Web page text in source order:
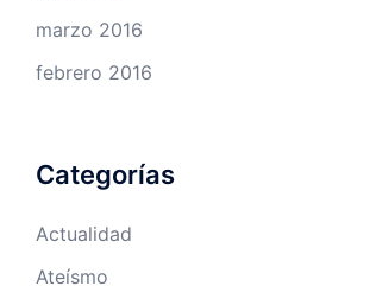
marzo 2016
febrero 2016
Categorías
Actualidad
Ateísmo